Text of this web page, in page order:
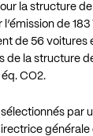
la structure
de
de 56 voitures
de la structure
CO2.
par